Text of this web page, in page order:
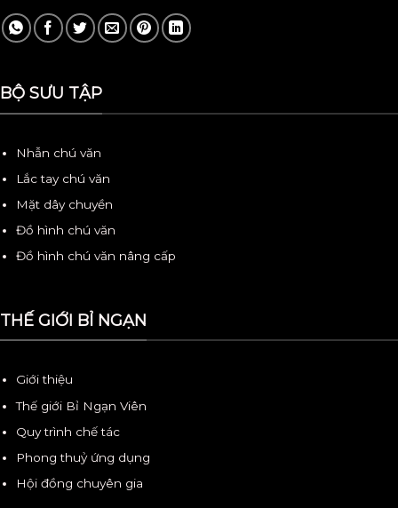
BỘ SƯU TẬP
Nhẫn chú văn
Lắc tay chú văn
Mặt dây chuyền
Đồ hình chú văn
Đồ hình chú văn nâng cấp
THẾ GIỚI BỈ NGẠN
Giới thiệu
Thế giới Bỉ Ngạn Viên
Quy trình chế tác
Phong thuỷ ứng dụng
Hội đồng chuyên gia